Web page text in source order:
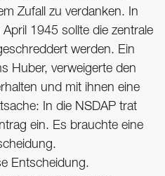
Zufall zu verdanken. In
1945 sollte die zentrale
werden. Ein
Huber, verweigerte den
und mit ihnen eine
In die NSDAP trat
ein. Es brauchte eine
Entscheidung.